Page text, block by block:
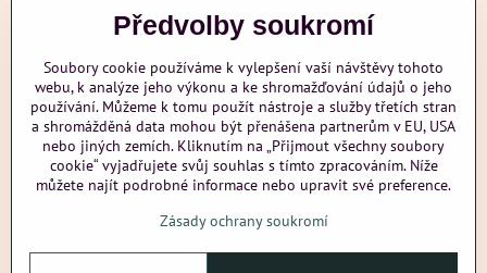
Obchodní podmínky
Ochrana osobních údajů
Další informace
nazehlujeme
Předvolby soukromí
Soubory cookie používáme k vylepšení vaší návštěvy tohoto
webu, k analýze jeho výkonu a ke shromažďování údajů o jeho
používání. Můžeme k tomu použít nástroje a služby třetích stran
a shromážděná data mohou být přenášena partnerům v EU, USA
nebo jiných zemích. Kliknutím na „Přijmout všechny soubory
cookie“ vyjadřujete svůj souhlas s tímto zpracováním. Níže
můžete najít podrobné informace nebo upravit své preference.
Zásady ochrany soukromí